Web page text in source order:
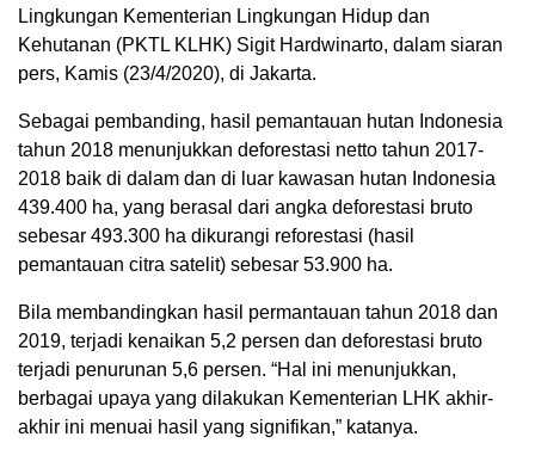
Lingkungan Kementerian Lingkungan Hidup dan
Kehutanan (PKTL KLHK) Sigit Hardwinarto, dalam siaran
pers, Kamis (23/4/2020), di Jakarta.
Sebagai pembanding, hasil pemantauan hutan Indonesia
tahun 2018 menunjukkan deforestasi netto tahun 2017-
2018 baik di dalam dan di luar kawasan hutan Indonesia
439.400 ha, yang berasal dari angka deforestasi bruto
sebesar 493.300 ha dikurangi reforestasi (hasil
pemantauan citra satelit) sebesar 53.900 ha.
Bila membandingkan hasil permantauan tahun 2018 dan
2019, terjadi kenaikan 5,2 persen dan deforestasi bruto
terjadi penurunan 5,6 persen. “Hal ini menunjukkan,
berbagai upaya yang dilakukan Kementerian LHK akhir-
akhir ini menuai hasil yang signifikan,” katanya.